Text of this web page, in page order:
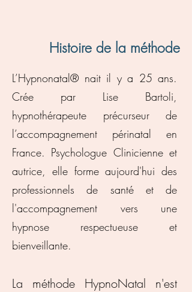
Histoire de la méthode
L’Hypnonatal® nait il y a 25 ans.
Crée par Lise Bartoli,
hypnothérapeute précurseur de
l’accompagnement périnatal en
France. Psychologue Clinicienne et
autrice, elle forme aujourd'hui des
professionnels de santé et de
l'accompagnement vers une
hypnose respectueuse et
bienveillante.
La méthode HypnoNatal n'est